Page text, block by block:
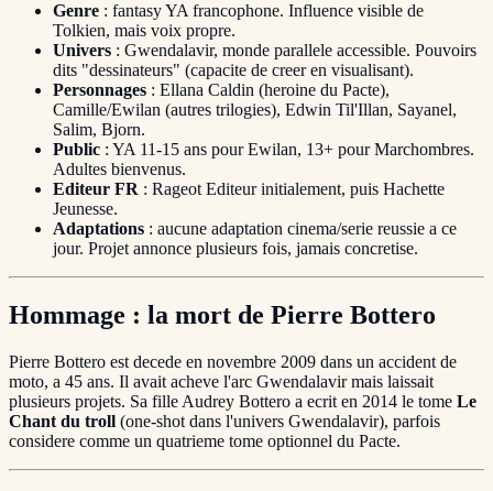
Genre : fantasy YA francophone. Influence visible de
Tolkien, mais voix propre.
Univers : Gwendalavir, monde parallele accessible. Pouvoirs
dits "dessinateurs" (capacite de creer en visualisant).
Personnages : Ellana Caldin (heroine du Pacte),
Camille/Ewilan (autres trilogies), Edwin Til'Illan, Sayanel,
Salim, Bjorn.
Public : YA 11-15 ans pour Ewilan, 13+ pour Marchombres.
Adultes bienvenus.
Editeur FR : Rageot Editeur initialement, puis Hachette
Jeunesse.
Adaptations : aucune adaptation cinema/serie reussie a ce
jour. Projet annonce plusieurs fois, jamais concretise.
Hommage : la mort de Pierre Bottero
Pierre Bottero est decede en novembre 2009 dans un accident de
moto, a 45 ans. Il avait acheve l'arc Gwendalavir mais laissait
plusieurs projets. Sa fille Audrey Bottero a ecrit en 2014 le tome Le
Chant du troll (one-shot dans l'univers Gwendalavir), parfois
considere comme un quatrieme tome optionnel du Pacte.